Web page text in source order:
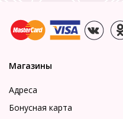
Магазины
Адреса
Бонусная карта